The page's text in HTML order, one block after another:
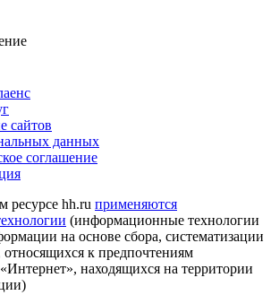
сайтов
данных
соглашение
hh.ru применяются
(информационные технологии
на основе сбора, систематизации
относящихся к предпочтениям
находящихся на территории